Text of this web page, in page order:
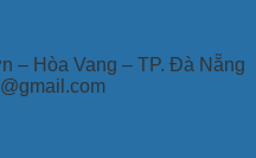
– Hòa Vang – TP. Đà Nẵng